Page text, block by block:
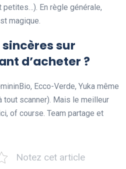
petites…). En règle générale,
magique.
sur
d’acheter ?
Ecco-Verde, Yuka même
scanner). Mais le meilleur
of course. Team partage et
Notez cet article